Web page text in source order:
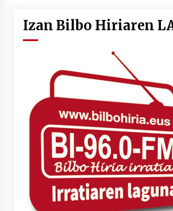
2026/07/03
SOINUGELA: Paul
lan berriak
2026/07/03
MUSIBLA #297: Bide,
Tiga, Twisted Teens,
2026/07/02
Izan Bilbo Hiriaren